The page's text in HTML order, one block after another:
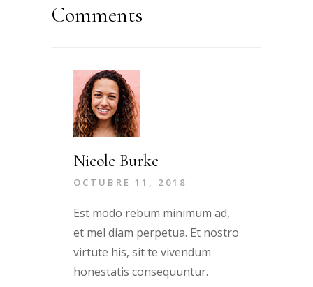
Comments
Nicole Burke
OCTUBRE 11, 2018
Est modo rebum minimum ad,
et mel diam perpetua. Et nostro
virtute his, sit te vivendum
honestatis consequuntur.